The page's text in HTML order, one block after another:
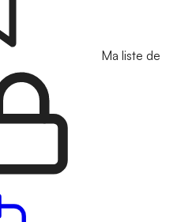
Ma liste de